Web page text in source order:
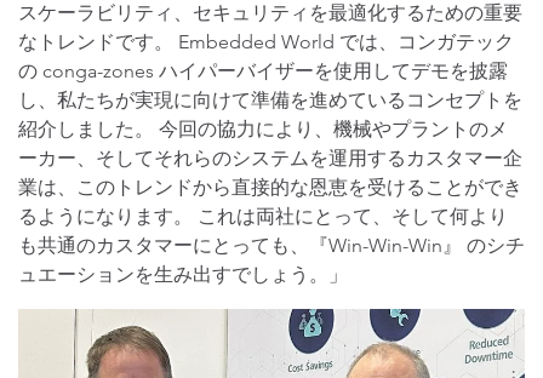
スケーラビリティ、セキュリティを最適化するための重要
なトレンドです。 Embedded World では、コンガテック
の conga-zones ハイパーバイザーを使用してデモを披露
し、私たちが実現に向けて準備を進めているコンセプトを
紹介しました。 今回の協力により、機械やプラントのメ
ーカー、そしてそれらのシステムを運用するカスタマー企
業は、このトレンドから直接的な恩恵を受けることができ
るようになります。 これは両社にとって、そして何より
も共通のカスタマーにとっても、『Win-Win-Win』 のシチ
ュエーションを生み出すでしょう。」